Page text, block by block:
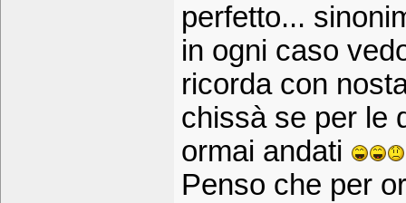
perfetto...
in ogni caso
ricorda con
chissà se per le
ormai andati
Penso che per